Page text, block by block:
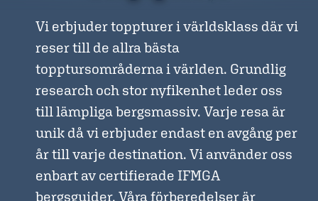
Upptäck mer
Nyhetsbrev
Pure Journal
Om Pure Ski Touring
Butik
Vi erbjuder toppturer i världsklass där vi
reser till de allra bästa
topptursområderna i världen. Grundlig
research och stor nyfikenhet leder oss
till lämpliga bergsmassiv. Varje resa är
unik då vi erbjuder endast en avgång per
år till varje destination. Vi använder oss
enbart av certifierade IFMGA
bergsguider. Våra förberedelser är